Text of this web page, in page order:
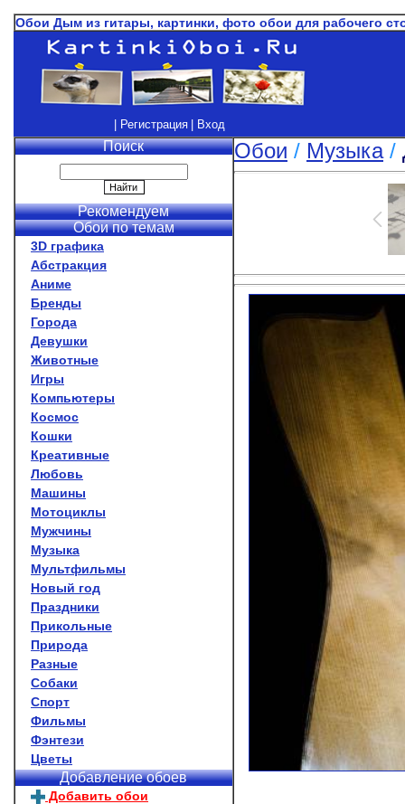
Обои Дым из гитары, картинки, фото обои для рабочего
| Регистрация | Вход
Поиск
Рекомендуем
Обои по темам
3D графика
Абстракция
Аниме
Бренды
Города
Девушки
Животные
Игры
Компьютеры
Космос
Кошки
Креативные
Любовь
Машины
Мотоциклы
Мужчины
Музыка
Мультфильмы
Новый год
Праздники
Прикольные
Природа
Разные
Собаки
Спорт
Фильмы
Фэнтези
Цветы
Добавление обоев
Добавить обои
Обои / Музыка/